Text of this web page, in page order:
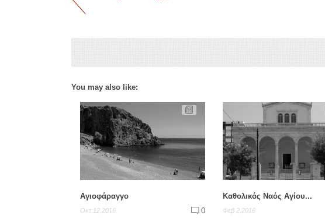
You may also like:
Αγιοφάραγγο
Οκτ 12,2016 0
Καθολικός Ναός Αγίου...
Φεβ 2,2016